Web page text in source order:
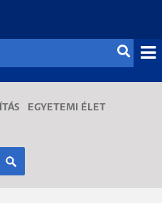
EGYETEMI ÉLET